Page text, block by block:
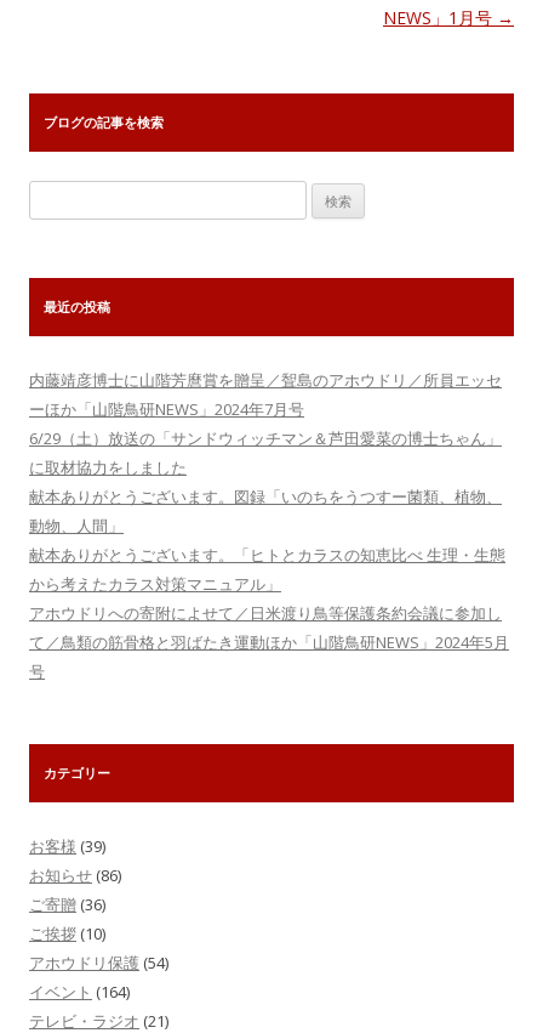
シ
ョ
ン
NEWS」1月号 →
ブログの記事を検索
索:
最近の投稿
内藤靖彦博士に山階芳麿賞を贈呈／聟島のアホウドリ／所員エッセ
ーほか「山階鳥研NEWS」2024年7月号
6/29（土）放送の「サンドウィッチマン＆芦田愛菜の博士ちゃん」
に取材協力をしました
献本ありがとうございます。図録「いのちをうつすー菌類、植物、
動物、人間」
献本ありがとうございます。「ヒトとカラスの知恵比べ 生理・生態
から考えたカラス対策マニュアル」
アホウドリへの寄附によせて／日米渡り鳥等保護条約会議に参加し
て／鳥類の筋骨格と羽ばたき運動ほか「山階鳥研NEWS」2024年5月
号
カテゴリー
お客様 (39)
お知らせ (86)
ご寄贈 (36)
ご挨拶 (10)
アホウドリ保護 (54)
イベント (164)
テレビ・ラジオ (21)